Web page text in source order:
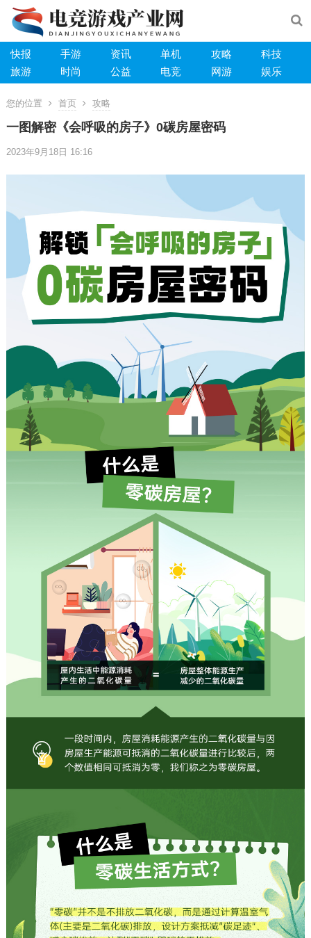
快报 手游 资讯 单机 攻略
科技
旅游
时尚 公益 电竞 网游 娱乐
您的位置 首页 攻略
一图解密《会呼吸的房子》0碳房屋密码
2023年9月18日 16:16